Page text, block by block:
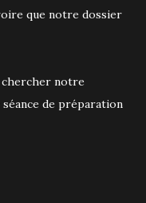
que notre dossier
chercher notre
de préparation